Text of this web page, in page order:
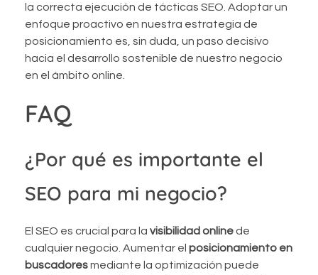
la correcta ejecución de tácticas SEO. Adoptar un
enfoque proactivo en nuestra estrategia de
posicionamiento es, sin duda, un paso decisivo
hacia el desarrollo sostenible de nuestro negocio
en el ámbito online.
FAQ
¿Por qué es importante el
SEO para mi negocio?
El SEO es crucial para la visibilidad onlinede
cualquier negocio. Aumentar el posicionamiento en
buscadoresmediante la optimización puede